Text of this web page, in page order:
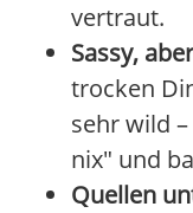
vertraut.
Sassy,
trocken
sehr wild
nix" und
Quellen